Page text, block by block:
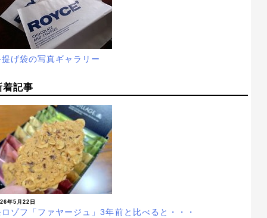
げ袋の写真ギャラリー
着記事
年5月22日
ゾフ「ファヤージュ」3年前と比べると・・・